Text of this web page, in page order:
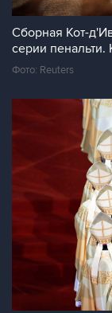
Сборная Кот-
серии пенальти.
Фото: Reuters